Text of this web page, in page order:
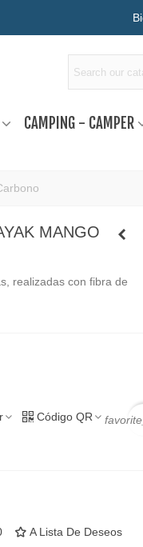
CAMPING - CAMPER
MANGO
realizadas con fibra de
Código QR
A Lista De Deseos